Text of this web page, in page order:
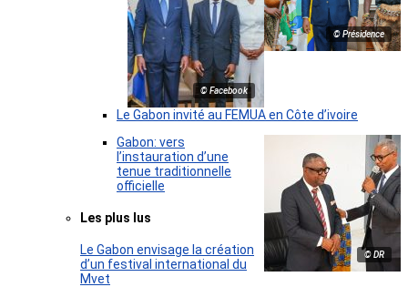
© Présidence
© Facebook
Le Gabon invité au FEMUA en Côte d’ivoire
© DR
Gabon: vers
l’instauration d’une
tenue traditionnelle
officielle
Les plus lus
Le Gabon envisage la création
d’un festival international du
Mvet